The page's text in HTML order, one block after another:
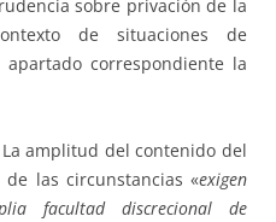
sobre privación de la
de situaciones de
correspondiente la
La amplitud del contenido del
las circunstancias «exigen
facultad discrecional de